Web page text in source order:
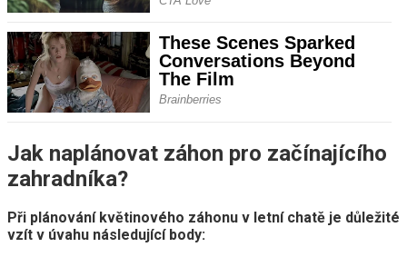
Jak naplánovat záhon pro začínajícího
zahradníka?
Při plánování květinového záhonu v letní chatě je důležité
vzít v úvahu následující body: